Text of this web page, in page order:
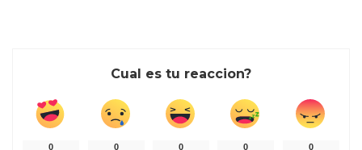
Cual es tu reaccion?
0 0 0 0 0